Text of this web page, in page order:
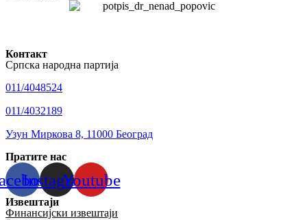
Контакт
Српска народна партија
011/4048524
011/4032189
Узун Миркова 8, 11000 Београд
Пратите нас
InstagramYoutube
Извештаји
Финансијски извештаји